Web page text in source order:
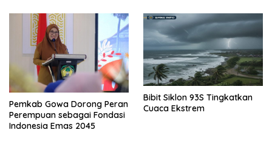
Pemkab Gowa Dorong Peran
Perempuan sebagai Fondasi
Indonesia Emas 2045
Bibit Siklon 93S Tingkatkan
Cuaca Ekstrem